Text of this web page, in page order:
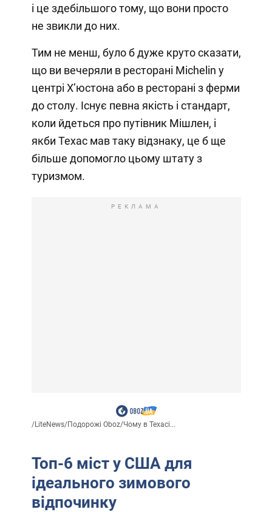
і це здебільшого тому, що вони просто
не звикли до них.
Тим не менш, було б дуже круто сказати,
що ви вечеряли в ресторані Michelin у
центрі Х’юстона або в ресторані з ферми
до столу. Існує певна якість і стандарт,
коли йдеться про путівник Мішлен, і
якби Техас мав таку відзнаку, це б ще
більше допомогло цьому штату з
туризмом.
РЕКЛАМА
/LiteNews/Подорожі Oboz/Чому в Техасі...
Топ-6 міст у США для
ідеального зимового
відпочинку